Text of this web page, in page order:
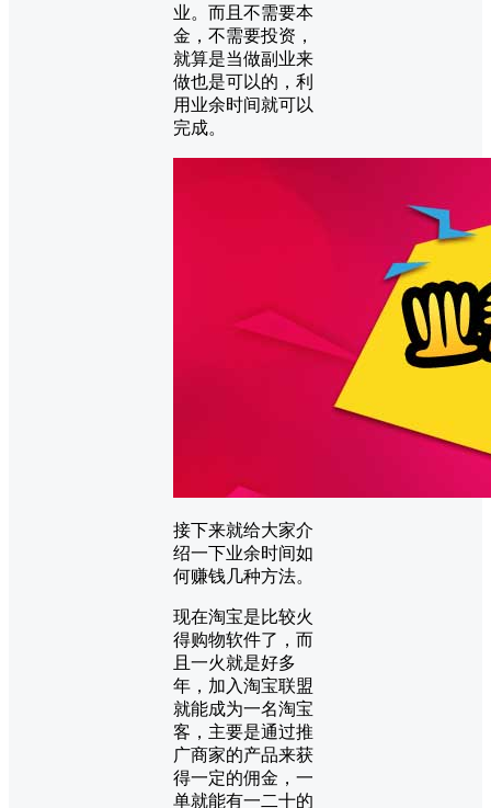
业。而且不需要本
金，不需要投资，
就算是当做副业来
做也是可以的，利
用业余时间就可以
完成。
接下来就给大家介
绍一下业余时间如
何赚钱几种方法。
现在淘宝是比较火
得购物软件了，而
且一火就是好多
年，加入淘宝联盟
就能成为一名淘宝
客，主要是通过推
广商家的产品来获
得一定的佣金，一
单就能有一二十的